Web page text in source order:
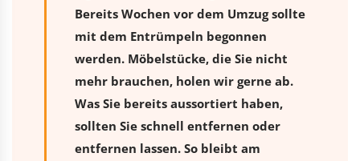
Bereits Wochen vor dem Umzug sollte
mit dem Entrümpeln begonnen
werden. Möbelstücke, die Sie nicht
mehr brauchen, holen wir gerne ab.
Was Sie bereits aussortiert haben,
sollten Sie schnell entfernen oder
entfernen lassen. So bleibt am